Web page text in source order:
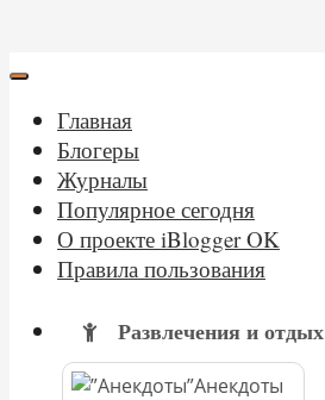
Главная
Блогеры
Журналы
Популярное сегодня
О проекте iBlogger OK
Правила пользования
Развлечения и отдых
Анекдоты